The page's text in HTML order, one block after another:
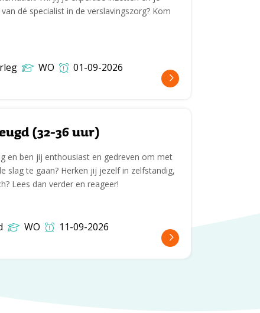
dé specialist in de verslavingszorg? Kom
WO 01-09-2026
(32-36 uur)
en ben jij enthousiast en gedreven om met
slag te gaan? Herken jij jezelf in zelfstandig,
Lees dan verder en reageer!
WO 11-09-2026